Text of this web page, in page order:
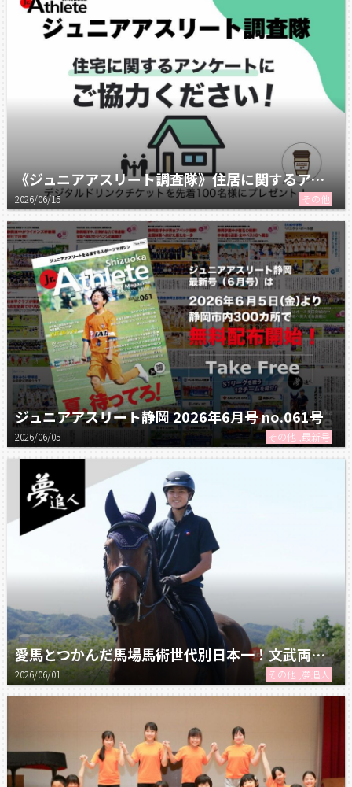
《ジュニアアスリート調査隊》住居に関するアンケート
2026/06/15 その他
ジュニアアスリート静岡 2026年6月号 no.061号
2026/06/05 その他 ,最新号
愛馬とつかんだ馬場馬術世代別日本一！文武両道で駆け抜ける青春
2026/06/01 その他 ,夢追人